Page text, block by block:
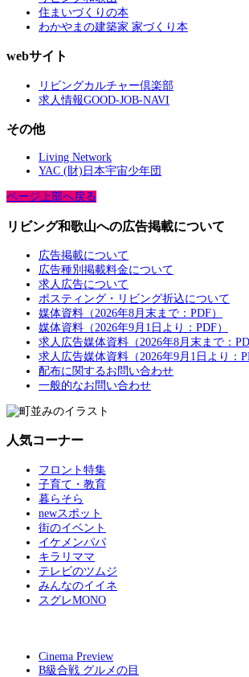
住まいづくりの本
わかやまの建築家 家づくり本
webサイト
リビングカルチャー倶楽部
求人情報GOOD-JOB-NAVI
その他
Living Network
YAC (財)日本宇宙少年団
ページ上部へ戻る
リビング和歌山への広告掲載について
広告掲載について
広告種別掲載料金について
求人広告について
ポスティング・リビング折込について
媒体資料（2026年8月末まで：PDF）
媒体資料（2026年9月1日より：PDF）
求人広告媒体資料（2026年8月末まで：
求人広告媒体資料（2026年9月1日より：
配布に関するお問い合わせ
一般的なお問い合わせ
人気コーナー
フロント特集
子育て・教育
暮らそら
newスポット
街のイベント
イケメンパパ
キラリママ
テレビのツムジ
みんなのイイネ
スグレMONO
Cinema Preview
B級合戦 グルメの目